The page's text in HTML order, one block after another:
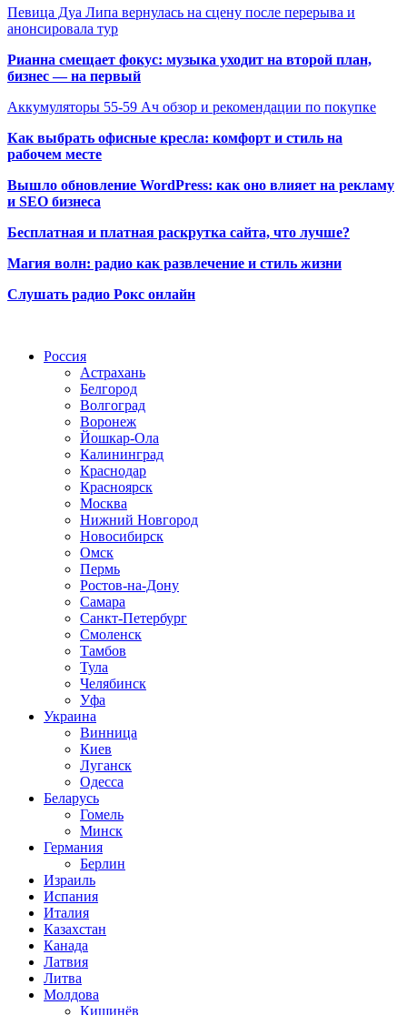
Певица Дуа Липа вернулась на сцену после перерыва и
анонсировала тур
Рианна смещает фокус: музыка уходит на второй план,
бизнес — на первый
Аккумуляторы 55-59 Ач обзор и рекомендации по покупке
Как выбрать офисные кресла: комфорт и стиль на
рабочем месте
Вышло обновление WordPress: как оно влияет на рекламу
и SEO бизнеса
Бесплатная и платная раскрутка сайта, что лучше?
Магия волн: радио как развлечение и стиль жизни
Слушать радио Рокс онлайн
Россия
Астрахань
Белгород
Волгоград
Воронеж
Йошкар-Ола
Калининград
Краснодар
Красноярск
Москва
Нижний Новгород
Новосибирск
Омск
Пермь
Ростов-на-Дону
Самара
Санкт-Петербург
Смоленск
Тамбов
Тула
Челябинск
Уфа
Украина
Винница
Киев
Луганск
Одесса
Беларусь
Гомель
Минск
Германия
Берлин
Израиль
Испания
Италия
Казахстан
Канада
Латвия
Литва
Молдова
Кишинёв